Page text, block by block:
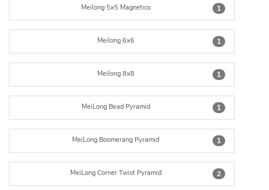
1
Meilong 5x5 Magnetico
1
Meilong 6x6
1
Meilong 8x8
1
MeiLong Bead Pyramid
1
MeiLong Boomerang Pyramid
2
MeiLong Corner Twist Pyramid